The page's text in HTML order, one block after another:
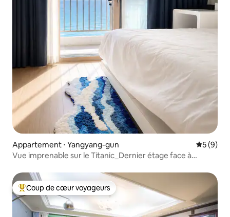
Appartement ⋅ Yangyang-gun
5 (9)
Vue imprenable sur le Titanic_Dernier étage face à
Coups de cœur voyageurs les plus appréciés
Coup de cœur voyageurs